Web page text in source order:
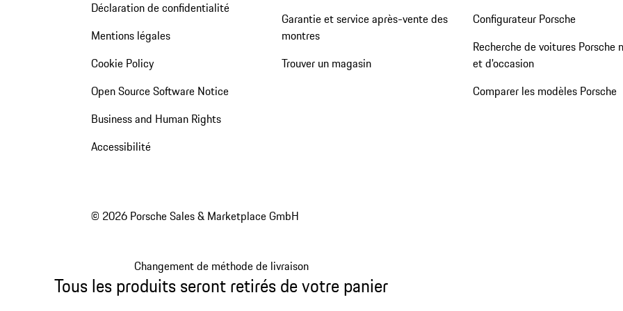
Déclaration de confidentialité
Mentions légales
Cookie Policy
Open Source Software Notice
Business and Human Rights
Accessibilité
Garantie et service après-vente des
montres
Trouver un magasin
Configurateur Porsche
Recherche de voitures Porsche
et d'occasion
Comparer les modèles Porsche
© 2026 Porsche Sales & Marketplace GmbH
Changement de méthode de livraison
Tous les produits seront retirés de votre panier